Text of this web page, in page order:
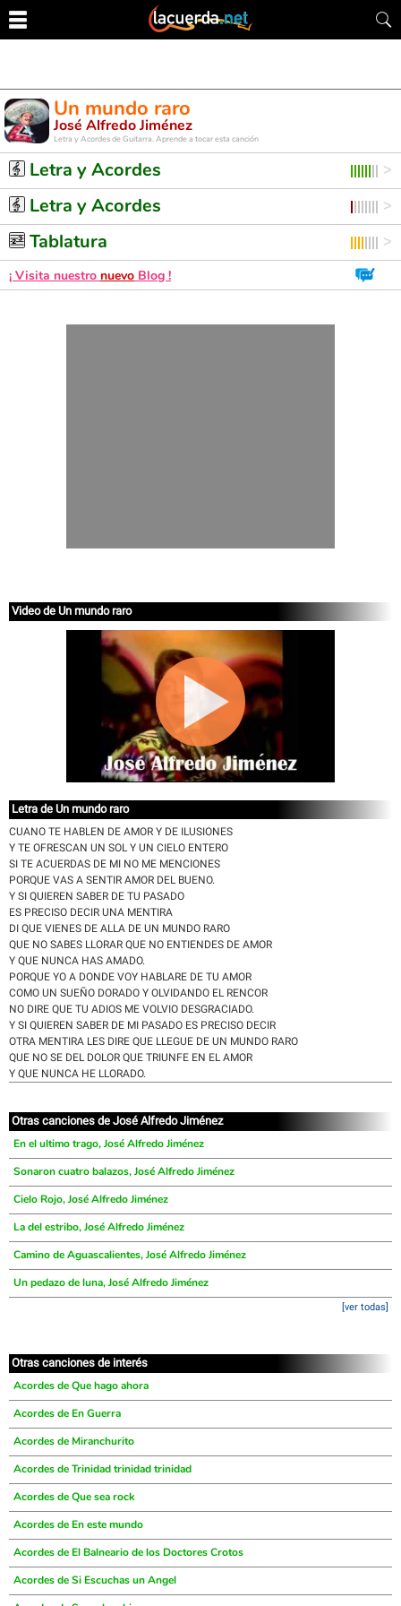
Un mundo raro
José Alfredo Jiménez
Letra y Acordes de Guitarra. Aprende a tocar esta canción
Letra y Acordes
Letra y Acordes
Tablatura
¡ Visita nuestro nuevo Blog !
Video de Un mundo raro
Letra de Un mundo raro
CUANO TE HABLEN DE AMOR Y DE ILUSIONES
Y TE OFRESCAN UN SOL Y UN CIELO ENTERO
SI TE ACUERDAS DE MI NO ME MENCIONES
PORQUE VAS A SENTIR AMOR DEL BUENO.
Y SI QUIEREN SABER DE TU PASADO
ES PRECISO DECIR UNA MENTIRA
DI QUE VIENES DE ALLA DE UN MUNDO RARO
QUE NO SABES LLORAR QUE NO ENTIENDES DE AMOR
Y QUE NUNCA HAS AMADO.
PORQUE YO A DONDE VOY HABLARE DE TU AMOR
COMO UN SUEÑO DORADO Y OLVIDANDO EL RENCOR
NO DIRE QUE TU ADIOS ME VOLVIO DESGRACIADO.
Y SI QUIEREN SABER DE MI PASADO ES PRECISO DECIR
OTRA MENTIRA LES DIRE QUE LLEGUE DE UN MUNDO RARO
QUE NO SE DEL DOLOR QUE TRIUNFE EN EL AMOR
Y QUE NUNCA HE LLORADO.
Otras canciones de José Alfredo Jiménez
En el ultimo trago, José Alfredo Jiménez
Sonaron cuatro balazos, José Alfredo Jiménez
Cielo Rojo, José Alfredo Jiménez
La del estribo, José Alfredo Jiménez
Camino de Aguascalientes, José Alfredo Jiménez
Un pedazo de luna, José Alfredo Jiménez
[ver todas]
Otras canciones de interés
Acordes de Que hago ahora
Acordes de En Guerra
Acordes de Miranchurito
Acordes de Trinidad trinidad trinidad
Acordes de Que sea rock
Acordes de En este mundo
Acordes de El Balneario de los Doctores Crotos
Acordes de Si Escuchas un Angel